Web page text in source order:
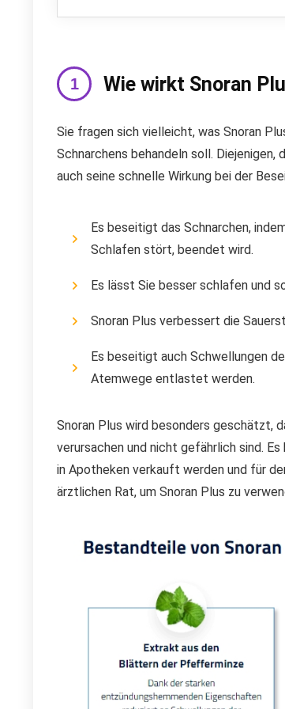
Wie wirkt Snoran
Sie fragen sich vielleicht, was Snoran
Schnarchens behandeln soll.
auch seine schnelle Wirkung bei der
Es beseitigt das Schnarchen,
Schlafen stört, beendet wird.
Es lässt Sie besser schlafen und
Snoran Plus verbessert die
Es beseitigt auch Schwellungen
Atemwege entlastet werden.
Snoran Plus wird besonders geschätzt,
verursachen und nicht gefährlich sind.
in Apotheken verkauft werden und für
ärztlichen Rat, um Snoran Plus zu